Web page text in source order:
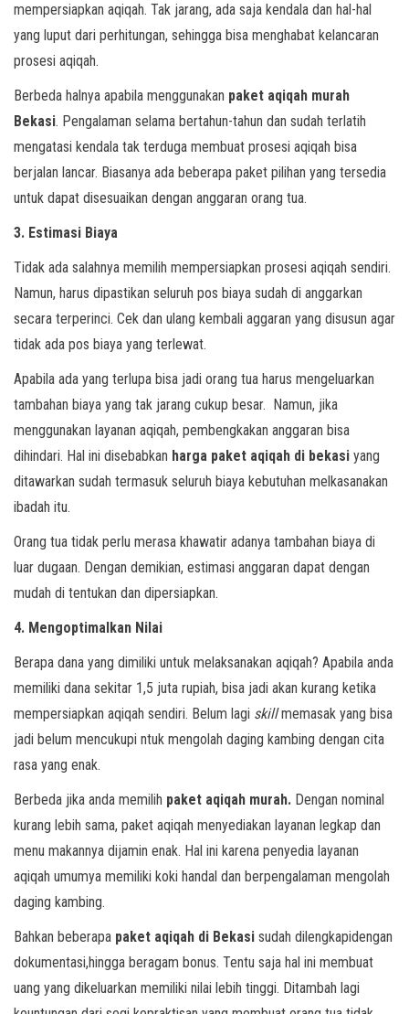
mempersiapkan aqiqah. Tak jarang, ada saja kendala dan hal-hal
yang luput dari perhitungan, sehingga bisa menghabat kelancaran
prosesi aqiqah.
Berbeda halnya apabila menggunakan paket aqiqah murah
Bekasi. Pengalaman selama bertahun-tahun dan sudah terlatih
mengatasi kendala tak terduga membuat prosesi aqiqah bisa
berjalan lancar. Biasanya ada beberapa paket pilihan yang tersedia
untuk dapat disesuaikan dengan anggaran orang tua.
3. Estimasi Biaya
Tidak ada salahnya memilih mempersiapkan prosesi aqiqah sendiri.
Namun, harus dipastikan seluruh pos biaya sudah di anggarkan
secara terperinci. Cek dan ulang kembali aggaran yang disusun agar
tidak ada pos biaya yang terlewat.
Apabila ada yang terlupa bisa jadi orang tua harus mengeluarkan
tambahan biaya yang tak jarang cukup besar. Namun, jika
menggunakan layanan aqiqah, pembengkakan anggaran bisa
dihindari. Hal ini disebabkan harga paket aqiqah di bekasi yang
ditawarkan sudah termasuk seluruh biaya kebutuhan melkasanakan
ibadah itu.
Orang tua tidak perlu merasa khawatir adanya tambahan biaya di
luar dugaan. Dengan demikian, estimasi anggaran dapat dengan
mudah di tentukan dan dipersiapkan.
4. Mengoptimalkan Nilai
Berapa dana yang dimiliki untuk melaksanakan aqiqah? Apabila anda
memiliki dana sekitar 1,5 juta rupiah, bisa jadi akan kurang ketika
mempersiapkan aqiqah sendiri. Belum lagi skillmemasak yang bisa
jadi belum mencukupi ntuk mengolah daging kambing dengan cita
rasa yang enak.
Berbeda jika anda memilih paket aqiqah murah. Dengan nominal
kurang lebih sama, paket aqiqah menyediakan layanan legkap dan
menu makannya dijamin enak. Hal ini karena penyedia layanan
aqiqah umumya memiliki koki handal dan berpengalaman mengolah
daging kambing.
Bahkan beberapa paket aqiqah di Bekasi sudah dilengkapidengan
dokumentasi,hingga beragam bonus. Tentu saja hal ini membuat
uang yang dikeluarkan memiliki nilai lebih tinggi. Ditambah lagi